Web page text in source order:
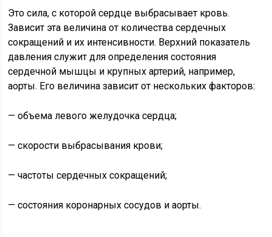
Это сила, с которой сердце выбрасывает кровь.
Зависит эта величина от количества сердечных
сокращений и их интенсивности. Верхний показатель
давления служит для определения состояния
сердечной мышцы и крупных артерий, например,
аорты. Его величина зависит от нескольких факторов:
— объема левого желудочка сердца;
— скорости выбрасывания крови;
— частоты сердечных сокращений;
— состояния коронарных сосудов и аорты.